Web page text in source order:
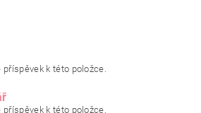
k této položce.
k této položce.